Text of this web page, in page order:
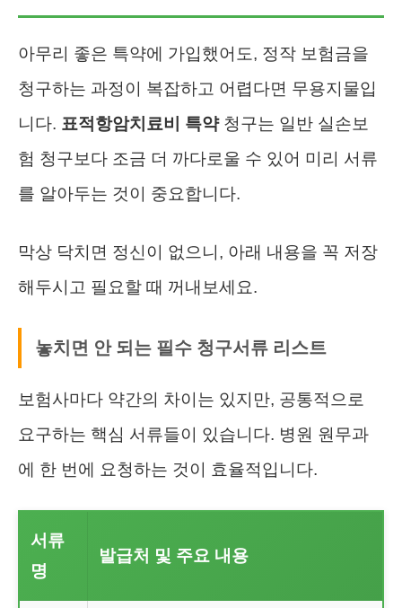
아무리 좋은 특약에 가입했어도, 정작 보험금을
청구하는 과정이 복잡하고 어렵다면 무용지물입
니다. 표적항암치료비 특약청구는 일반 실손보
험 청구보다 조금 더 까다로울 수 있어 미리 서류
를 알아두는 것이 중요합니다.
막상 닥치면 정신이 없으니, 아래 내용을 꼭 저장
해두시고 필요할 때 꺼내보세요.
놓치면 안 되는 필수 청구서류 리스트
보험사마다 약간의 차이는 있지만, 공통적으로
요구하는 핵심 서류들이 있습니다. 병원 원무과
에 한 번에 요청하는 것이 효율적입니다.
서류
명
발급처 및 주요 내용